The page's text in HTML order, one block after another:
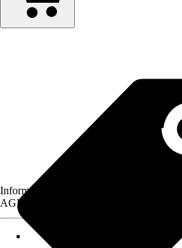
Informationen des Verkäufers, wie z. B.
AGB, finden Sie bei Klick auf den